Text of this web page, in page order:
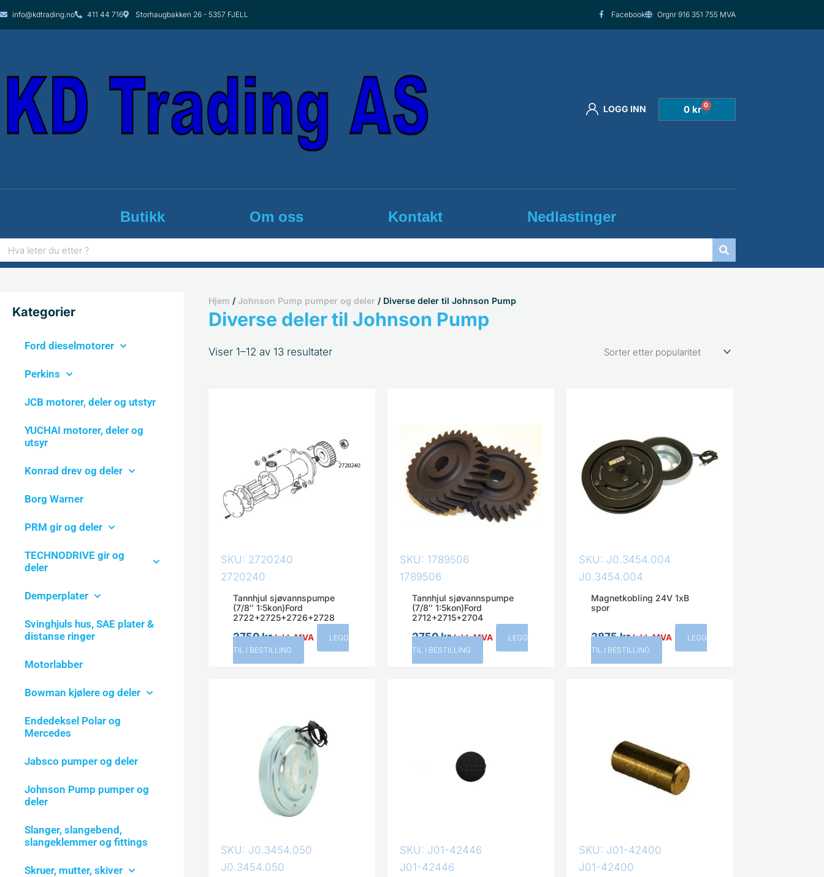
info@kdtrading.no 411 44 716 Storhaugbakken 26 - 5357 FJELL Facebook Orgnr 916 351 755 MVA
LOGG INN 0 kr 0
Handlekurv
Butikk Om oss Kontakt Nedlastinger
Søk
Kategorier
Ford dieselmotorer
Perkins
JCB motorer, deler og utstyr
YUCHAI motorer, deler og
utsyr
Konrad drev og deler
Borg Warner
PRM gir og deler
TECHNODRIVE gir og
deler
Demperplater
Svinghjuls hus, SAE plater &
distanse ringer
Motorlabber
Bowman kjølere og deler
Endedeksel Polar og
Mercedes
Jabsco pumper og deler
Johnson Pump pumper og
deler
Slanger, slangebend,
slangeklemmer og fittings
Skruer, mutter, skiver
Hjem / Johnson Pump pumper og deler / Diverse deler til Johnson Pump
Diverse deler til Johnson Pump
Viser 1–12 av 13 resultater
SKU: 2720240
2720240
Tannhjul sjøvannspumpe
(7/8″ 1:5kon)Ford
2722+2725+2726+2728
2750kr Inkl. MVA
LEGG
TIL I BESTILLING
SKU: 1789506
1789506
Tannhjul sjøvannspumpe
(7/8″ 1:5kon)Ford
2712+2715+2704
2750kr Inkl. MVA
LEGG
TIL I BESTILLING
SKU: J0.3454.004
J0.3454.004
Magnetkobling 24V 1xB
spor
3875kr Inkl. MVA
LEGG
TIL I BESTILLING
SKU: J0.3454.050
J0.3454.050
SKU: J01-42446
J01-42446
SKU: J01-42400
J01-42400